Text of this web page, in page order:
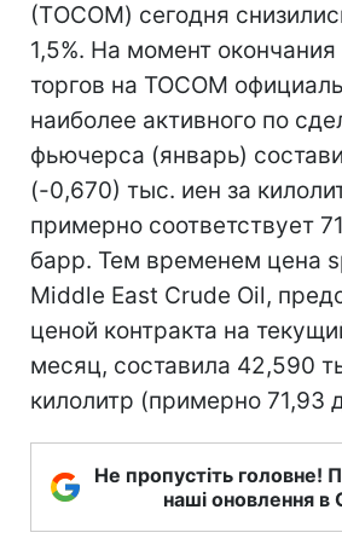
(ТOCOM) сегодня
1,5%. На момент окончания
торгов на TOCOM
наиболее активного по
фьючерса (январь)
(-0,670) тыс. иен за
примерно соответствует
барр. Тем временем цена
Middle East Crude Oil,
ценой контракта на
месяц, составила 42,590
килолитр (примерно 71,93
Не пропустіть головне!
наші оновлення в